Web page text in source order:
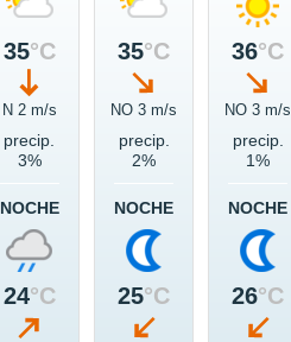
35°C
N 2 m/s
precip.
3%
NOCHE
24°C
35°C
NO 3 m/s
precip.
2%
NOCHE
25°C
36°C
NO 3 m/s
precip.
1%
NOCHE
26°C